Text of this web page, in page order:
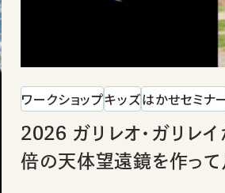
ワークショップキッズはかせセミナ
2026 ガリレオ・ガリレ
倍の天体望遠鏡を作って